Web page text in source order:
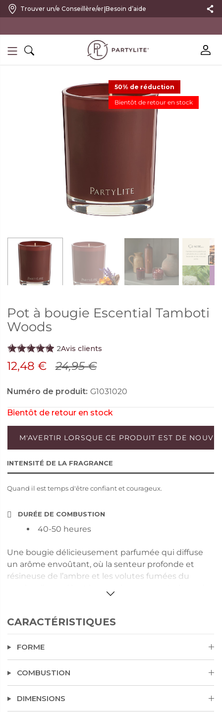
Trouver un/e Conseillère/er|Besoin d’aide
50% de réduction
Bientôt de retour en stock
Next
Pot à bougie Escential Tamboti
Woods
2Avis clients
12,48 € 24,95 €
Numéro de produit: G1031020
Bientôt de retour en stock
INTENSITÉ DE LA FRAGRANCE
Quand il est temps d'être confiant et courageux.
DURÉE DE COMBUSTION
40-50 heures
Une bougie délicieusement parfumée qui diffuse
un arôme envoûtant, où la senteur profonde et
résineuse de l’ambre et les volutes fumées du
frais et humide de la forêt après la pluie. Contenue
dans un pot coloré qui reflète les riches teintes de
la fragrance, cette bougie est composée de cire
blanche et d’une mèche unique, pour jusqu’à 50
heures de fragrance.
CARACTÉRISTIQUES
FORME
COMBUSTION
DIMENSIONS